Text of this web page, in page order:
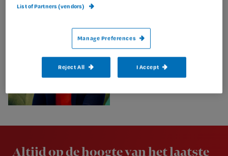
Altijd op de hoogte van het laatste
List of Partners (vendors)
Manage Preferences
Reject All I Accept